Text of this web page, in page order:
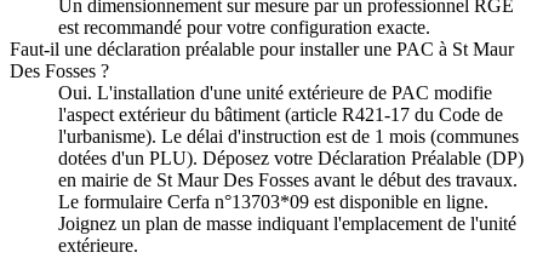
Un dimensionnement sur mesure par un professionnel RGE
est recommandé pour votre configuration exacte.
Faut-il une déclaration préalable pour installer une PAC à St Maur
Des Fosses ?
Oui. L'installation d'une unité extérieure de PAC modifie
l'aspect extérieur du bâtiment (article R421-17 du Code de
l'urbanisme). Le délai d'instruction est de 1 mois (communes
dotées d'un PLU). Déposez votre Déclaration Préalable (DP)
en mairie de St Maur Des Fosses avant le début des travaux.
Le formulaire Cerfa n°13703*09 est disponible en ligne.
Joignez un plan de masse indiquant l'emplacement de l'unité
extérieure.